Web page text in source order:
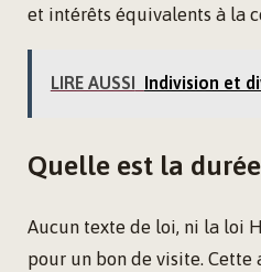
et intérêts équivalents à la
LIRE AUSSI Indivision et
Quelle est la
Aucun texte de loi, ni la loi
pour un bon de visite.